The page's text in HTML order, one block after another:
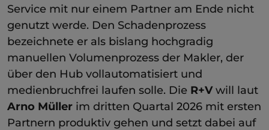
Service mit nur einem Partner am Ende nicht
genutzt werde. Den Schadenprozess
bezeichnete er als bislang hochgradig
manuellen Volumenprozess der Makler, der
über den Hub vollautomatisiert und
medienbruchfrei laufen solle. Die R+Vwill laut
Arno Müller im dritten Quartal 2026 mit ersten
Partnern produktiv gehen und setzt dabei auf